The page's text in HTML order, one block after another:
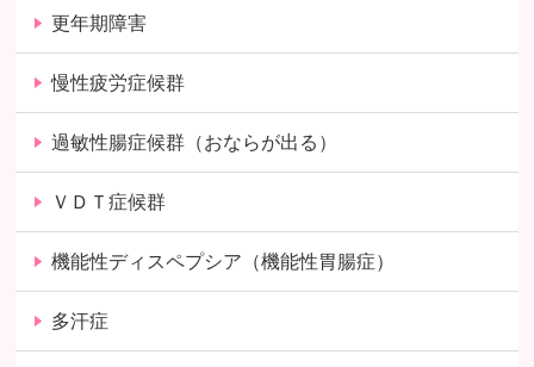
更年期障害
慢性疲労症候群
過敏性腸症候群（おならが出る）
ＶＤＴ症候群
機能性ディスペプシア（機能性胃腸症）
多汗症